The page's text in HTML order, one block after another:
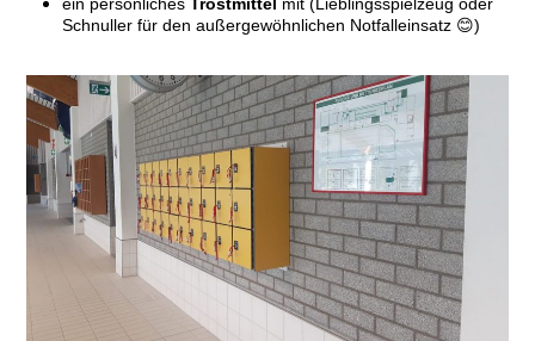
Schnuller für den außergewöhnlichen Notfalleinsatz 😊)